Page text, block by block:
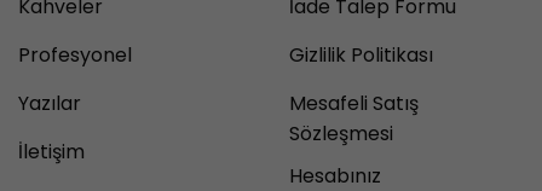
Kahveler
Profesyonel
Yazılar
İletişim
İade Talep Formu
Gizlilik Politikası
Mesafeli Satış
Sözleşmesi
Hesabınız